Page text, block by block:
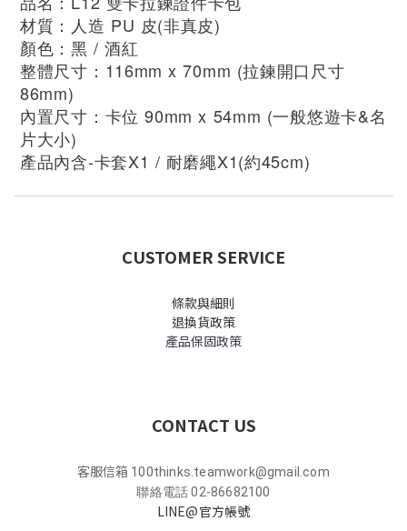
材質：人造 PU 皮(非真皮)
顏色：黑 / 酒紅
整體尺寸：116mm x 70mm (拉鍊開口尺寸
86mm)
內置尺寸：卡位 90mm x 54mm (一般悠遊卡&名
片大小)
產品內含-卡套X1 / 耐磨繩X1(約45cm)
CUSTOMER SERVICE
條款與細則
退換貨政策
產品保固政策
CONTACT US
客服信箱 100thinks.teamwork@gmail.com
聯絡電話 02-86682100
LINE@官方帳號